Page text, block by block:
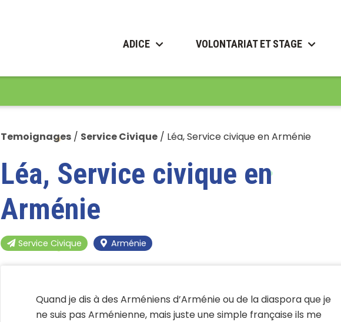
ADICE VOLONTARIAT ET STAGE
Temoignages / Service Civique / Léa, Service civique en Arménie
Léa, Service civique en
Arménie
Service Civique Arménie
Quand je dis à des Arméniens d’Arménie ou de la diaspora que je
ne suis pas Arménienne, mais juste une simple française ils me